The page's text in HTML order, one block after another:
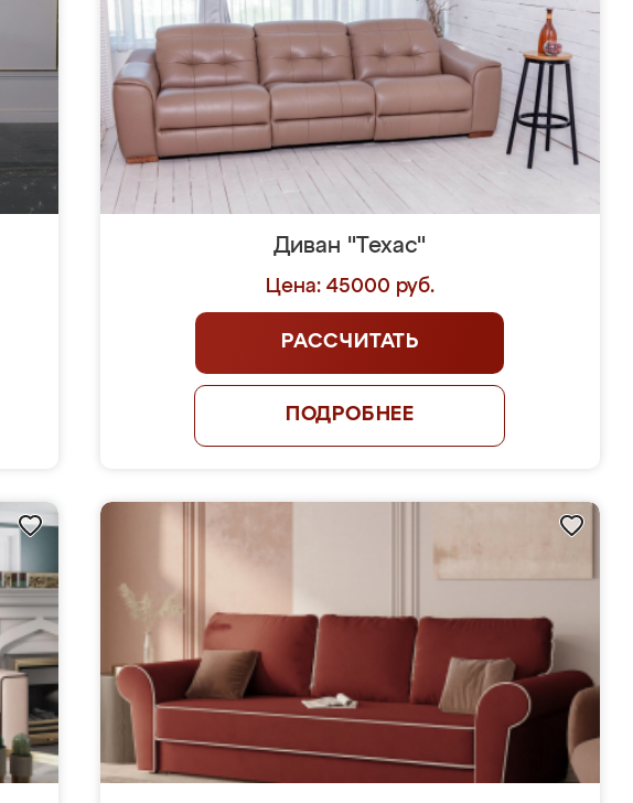
Диван "Техас"
Цена: 45000 руб.
РАССЧИТАТЬ
ПОДРОБНЕЕ